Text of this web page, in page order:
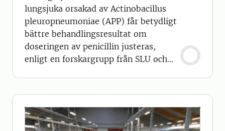
lungsjuka orsakad av Actinobacillus
pleuropneumoniae (APP) får betydligt
bättre behandlingsresultat om
doseringen av penicillin justeras,
enligt en forskargrupp från SLU och